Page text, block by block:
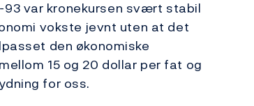
var kronekursen svært stabil
vokste jevnt uten at det
den økonomiske
15 og 20 dollar per fat og
for oss.